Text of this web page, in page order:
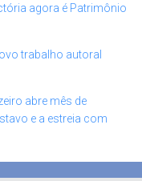
agora é Patrimônio
trabalho autoral
abre mês de
e a estreia com